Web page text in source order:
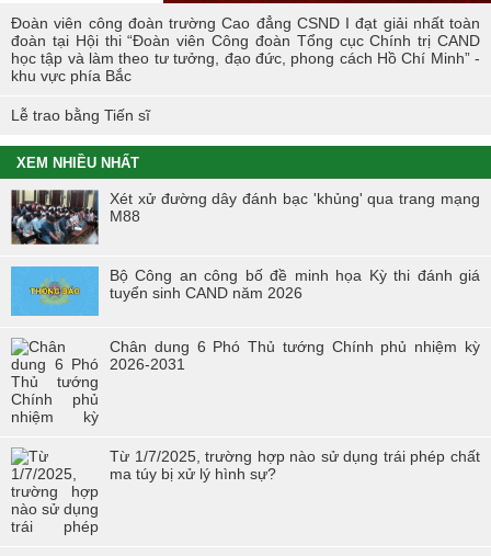
Đoàn viên công đoàn trường Cao đẳng CSND I đạt giải nhất toàn
đoàn tại Hội thi “Đoàn viên Công đoàn Tổng cục Chính trị CAND
học tập và làm theo tư tưởng, đạo đức, phong cách Hồ Chí Minh” -
khu vực phía Bắc
Lễ trao bằng Tiến sĩ
XEM NHIỀU NHẤT
Xét xử đường dây đánh bạc 'khủng' qua trang mạng
M88
Bộ Công an công bố đề minh họa Kỳ thi đánh giá
tuyển sinh CAND năm 2026
Chân dung 6 Phó Thủ tướng Chính phủ nhiệm kỳ
2026-2031
Từ 1/7/2025, trường hợp nào sử dụng trái phép chất
ma túy bị xử lý hình sự?